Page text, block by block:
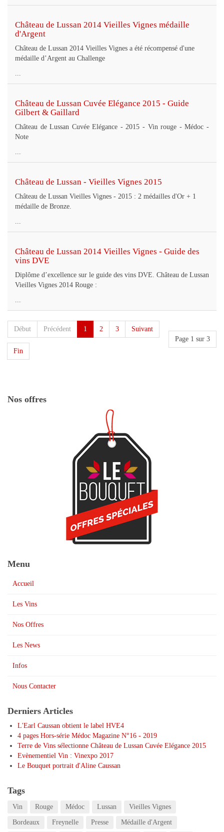
Château de Lussan 2014 Vieilles Vignes médaille
d'Argent
Château de Lussan 2014 Vieilles Vignes a été récompensé d'une
médaille d’Argent au Challenge
...
Château de Lussan Cuvée Elégance 2015 - Guide
Gilbert & Gaillard
Château de Lussan Cuvée Elégance - 2015 - Vin rouge - Médoc -
Note
...
Château de Lussan - Vieilles Vignes 2015
Château de Lussan Vieilles Vignes - 2015 : 2 médailles d'Or + 1
médaille de Bronze.
...
Château de Lussan 2014 Vieilles Vignes - Guide des
vins DVE
Diplôme d’excellence sur le guide des vins DVE. Château de Lussan
Vieilles Vignes 2014 Rouge :
...
Page 1 sur 3
Début Précédent 1 2 3 Suivant
Fin
Nos offres
Menu
Accueil
Les Vins
Nos Offres
Les News
Infos
Nous Contacter
Derniers Articles
L'Earl Caussan obtient le label HVE4
4 pages Hors-série Médoc Magazine N°16 - 2019
Terre de Vins sélectionne Château de Lussan Cuvée Elégance 2015
Evènementiel Vin : Vinexpo 2017
Le Bouquet portrait d'Aline Caussan
Tags
Vin Rouge Médoc Lussan Vieilles Vignes
Bordeaux Freynelle Presse Médaille d'Argent